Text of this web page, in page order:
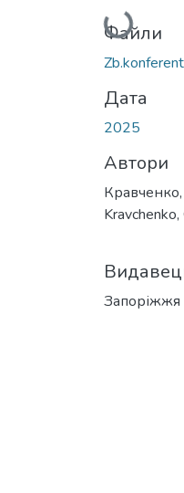
Файли
Дата
2025
Автори
Кравченко,
Kravchenko,